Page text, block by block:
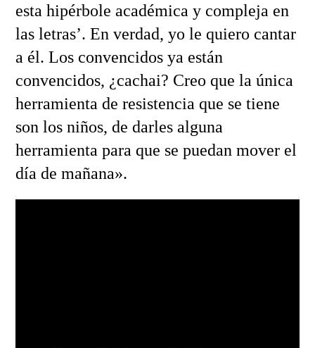
esta hipérbole académica y compleja en
las letras’. En verdad, yo le quiero cantar
a él. Los convencidos ya están
convencidos, ¿cachai? Creo que la única
herramienta de resistencia que se tiene
son los niños, de darles alguna
herramienta para que se puedan mover el
día de mañana».